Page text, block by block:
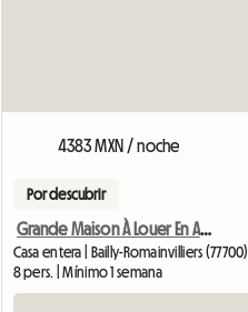
4383 MXN / noche
Por descubrir
Grande Maison À Louer En Août Seulement Proche De L'eurodisn
Casa entera | Bailly-Romainvilliers (77700)
8 pers. | Mínimo 1 semana